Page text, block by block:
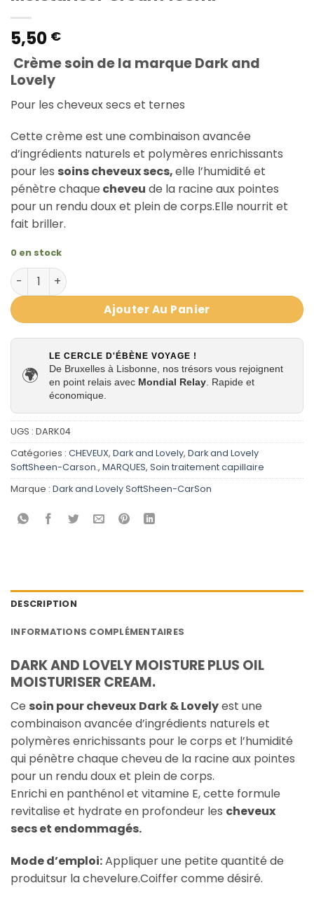
5,50 €
Crème soin de la marque Dark and
Lovely
Pour les cheveux secs et ternes
Cette crème est une combinaison avancée
d’ingrédients naturels et polymères enrichissants
pour les soins cheveux secs,elle l’humidité et
pénètre chaque cheveu de la racine aux pointes
pour un rendu doux et plein de corps.Elle nourrit et
fait briller.
0 en stock
quantité de Dark and lovely Moisture Plus Oil
Ajouter Au Panier
🌍
LE CERCLE D'ÉBÈNE VOYAGE !
De Bruxelles à Lisbonne, nos trésors vous rejoignent
en point relais avec Mondial Relay . Rapide et
économique.
UGS : DARK04
Catégories : CHEVEUX, Dark and Lovely, Dark and Lovely
SoftSheen-Carson., MARQUES, Soin traitement capillaire
Marque : Dark and Lovely SoftSheen-CarSon
DESCRIPTION
INFORMATIONS COMPLÉMENTAIRES
DARK AND LOVELY MOISTURE PLUS OIL
MOISTURISER CREAM.
Ce soin pour cheveux Dark & Lovelyest une
combinaison avancée d’ingrédients naturels et
polymères enrichissants pour le corps et l’humidité
qui pénètre chaque cheveu de la racine aux pointes
pour un rendu doux et plein de corps.
Enrichi en panthénol et vitamine E, cette formule
revitalise et hydrate en profondeur les cheveux
secs et endommagés.
Mode d’emploi:Appliquer une petite quantité de
produitsur la chevelure.Coiffer comme désiré.